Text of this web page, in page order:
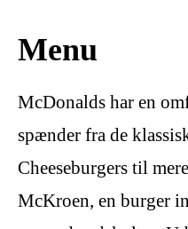
Menu
McDonalds har en
spænder fra de
Cheeseburgers til
McKroen, en burger